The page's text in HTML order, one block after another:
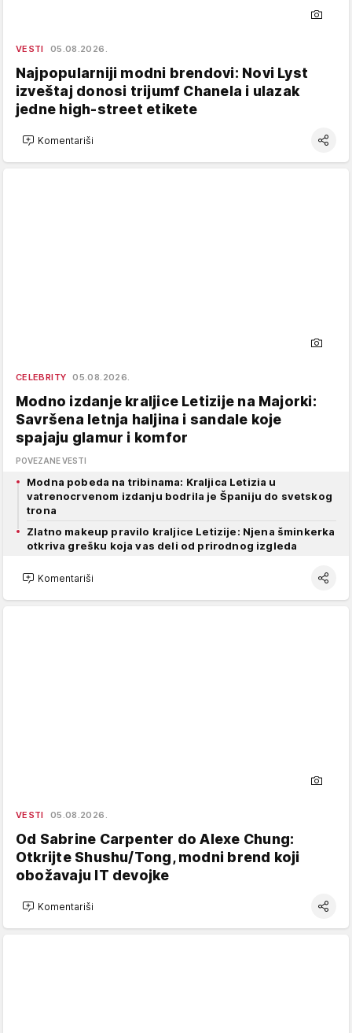
VESTI 05.08.2026.
Najpopularniji modni brendovi: Novi Lyst
izveštaj donosi trijumf Chanela i ulazak
jedne high-street etikete
Komentariši
CELEBRITY 05.08.2026.
Modno izdanje kraljice Letizije na Majorki:
Savršena letnja haljina i sandale koje
spajaju glamur i komfor
POVEZANE VESTI
Modna pobeda na tribinama: Kraljica Letizia u
vatrenocrvenom izdanju bodrila je Španiju do svetskog
trona
Zlatno makeup pravilo kraljice Letizije: Njena šminkerka
otkriva grešku koja vas deli od prirodnog izgleda
Komentariši
VESTI 05.08.2026.
Od Sabrine Carpenter do Alexe Chung:
Otkrijte Shushu/Tong, modni brend koji
obožavaju IT devojke
Komentariši